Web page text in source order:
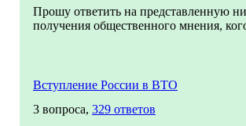
Прошу ответить на представленную
получения общественного мнения,
Вступление России в ВТО
3 вопроса, 329 ответов